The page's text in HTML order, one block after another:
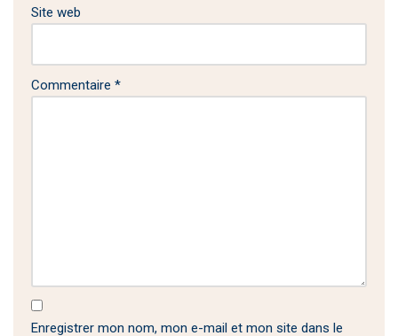
Site web
Commentaire *
Enregistrer mon nom, mon e-mail et mon site dans le